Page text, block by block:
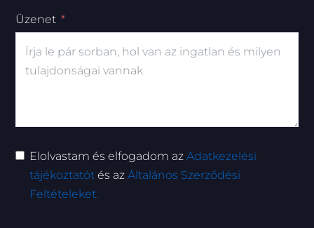
Üzenet
Elolvastam és elfogadom azAdatkezelési
tájékoztatót és azÁltalános Szerződési
Feltételeket.